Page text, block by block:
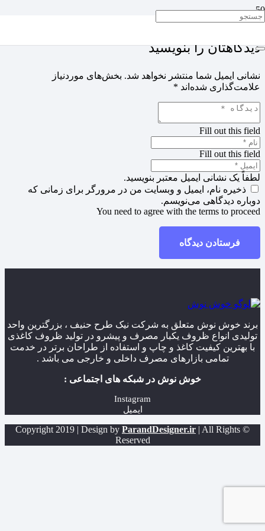
دیدگاهتان را بنویسید
نشانی ایمیل شما منتشر نخواهد شد. بخش‌های موردنیاز
علامت‌گذاری شده‌اند *
Fill out this field
Fill out this field
لطفاً یک نشانی ایمیل معتبر بنویسید.
ذخیره نام، ایمیل و وبسایت من در مرورگر برای زمانی که
دوباره دیدگاهی می‌نویسم.
You need to agree with the terms to proceed
فرستادن دیدگاه
برند خوش نوش متعلق به شرکت نیک طرح حنیف ، بزرگترین واحد
تولیدی انواع ظروف یکبار مصرف و پیشرو در تولید ظروف کاغذی
با بهترین کیفیت کاغذ و چاپ و استفاده از طراحان برتر در خدمت
تمامی بازارهای مصرف داخلی و خارجی می باشد .
خوش نوش در شبکه های اجتماعی :
Instagram
ایمیل
© Copyright 2019 | Design by
ParandDesigner.ir | All Rights
Reserved